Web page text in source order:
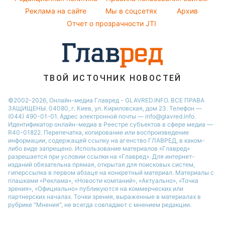
Новости моды
Советы от Андре Тана
Реклама на сайте
Мы в соцсетях
Архив
Отчет о прозрачности JTI
ТВОЙ ИСТОЧНИК НОВОСТЕЙ
©2002-2026, Онлайн-медиа Главред - GLAVRED.INFO. ВСЕ ПРАВА
ЗАЩИЩЕНЫ. 04080, г. Киев, ул. Кириловская, дом 23. Телефон —
(044) 490-01-01. Адрес электронной почты — info@glavred.info.
Идентификатор онлайн-медиа в Реестре cубъектов в сфере медиа —
R40-01822. Перепечатка, копирование или воспроизведение
информации, содержащей ссылку на агенство ГЛАВРЕД, в каком-
либо виде запрещено. Использование материалов «Главред»
разрешается при условии ссылки на «Главред». Для интернет-
изданий обязательна прямая, открытая для поисковых систем,
гиперссылка в первом абзаце на конкретный материал. Материалы с
плашками «Реклама», «Новости компаний», «Актуально», «Точка
зрения», «Официально» публикуются на коммерческих или
партнерских началах. Точки зрения, выраженные в материалах в
рубрике "Мнения", не всегда совпадают с мнением редакции.